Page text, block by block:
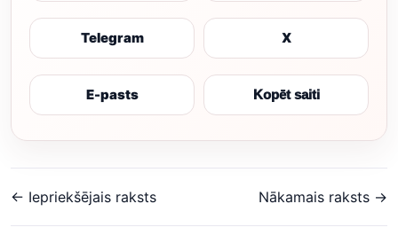
Telegram X
E-pasts Kopēt saiti
← Iepriekšējais raksts Nākamais raksts →